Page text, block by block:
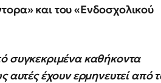
και του «Ενδοσχολικού
συγκεκριμένα καθήκοντα
αυτές έχουν ερμηνευτεί από